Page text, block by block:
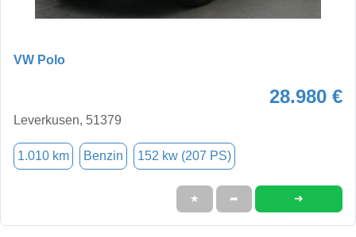
VW Polo
28.980 €
Leverkusen, 51379
1.010 km Benzin 152 kw (207 PS)
★ ➦ ➜